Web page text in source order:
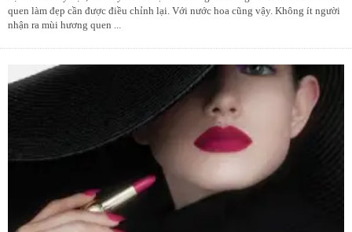
quen làm đẹp cần được điều chỉnh lại. Với nước hoa cũng vậy. Không ít người
nhận ra mùi hương quen ...